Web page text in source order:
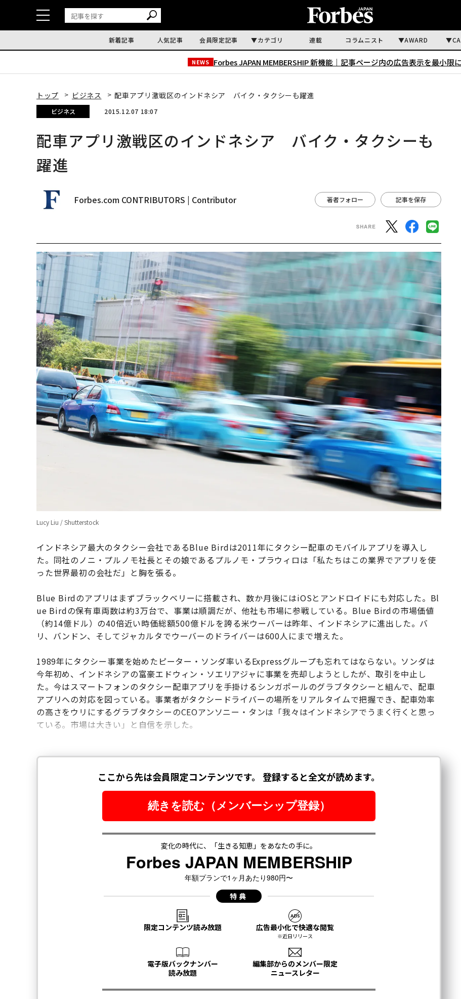
新着記事 人気記事 会員限定記事 カテゴリ 連載 コラムニスト AWARD
NEWS Forbes JAPAN MEMBERSHIP 新機能｜ 記事ページ内の広告表示を最小限
トップ ビジネス 配車アプリ激戦区のインドネシア バイク・タクシーも躍進
ビジネス 2015.12.07 18:07
配車アプリ激戦区のインドネシア バイク・タクシーも
躍進
Forbes.com CONTRIBUTORS | Contributor 著者フォロー 記事を保存
Lucy Liu / Shutterstock
インドネシア最大のタクシー会社であるBlue Birdは2011年にタクシー配車のモバイルアプリを導入し
た。同社のノニ・プルノモ社長とその娘であるプルノモ・プラウィロは「私たちはこの業界でアプリを使
った世界最初の会社だ」と胸を張る。
Blue Birdのアプリはまずブラックベリーに搭載され、数か月後にはiOSとアンドロイドにも対応した。Bl
ue Birdの保有車両数は約3万台で、事業は順調だが、他社も市場に参戦している。Blue Birdの市場価値
（約14億ドル）の40倍近い時価総額500億ドルを誇る米ウーバーは昨年、インドネシアに進出した。バ
リ、バンドン、そしてジャカルタでウーバーのドライバーは600人にまで増えた。
1989年にタクシー事業を始めたピーター・ソンダ率いるExpressグループも忘れてはならない。ソンダは
今年初め、インドネシアの富豪エドウィン・ソエリアジャに事業を売却しようとしたが、取引を中止し
た。今はスマートフォンのタクシー配車アプリを手掛けるシンガポールのグラブタクシーと組んで、配車
アプリへの対応を図っている。事業者がタクシードライバーの場所をリアルタイムで把握でき、配車効率
の高さをウリにするグラブタクシーのCEOアンソニー・タンは「我々はインドネシアでうまく行くと思っ
ている。市場は大きい」と自信を示した。